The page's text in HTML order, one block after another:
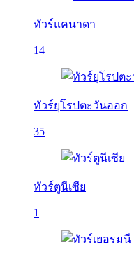
ทัวร์แคนาดา
14
ทัวร์ยุโรปตะวันออก
35
ทัวร์ตูนีเซีย
1